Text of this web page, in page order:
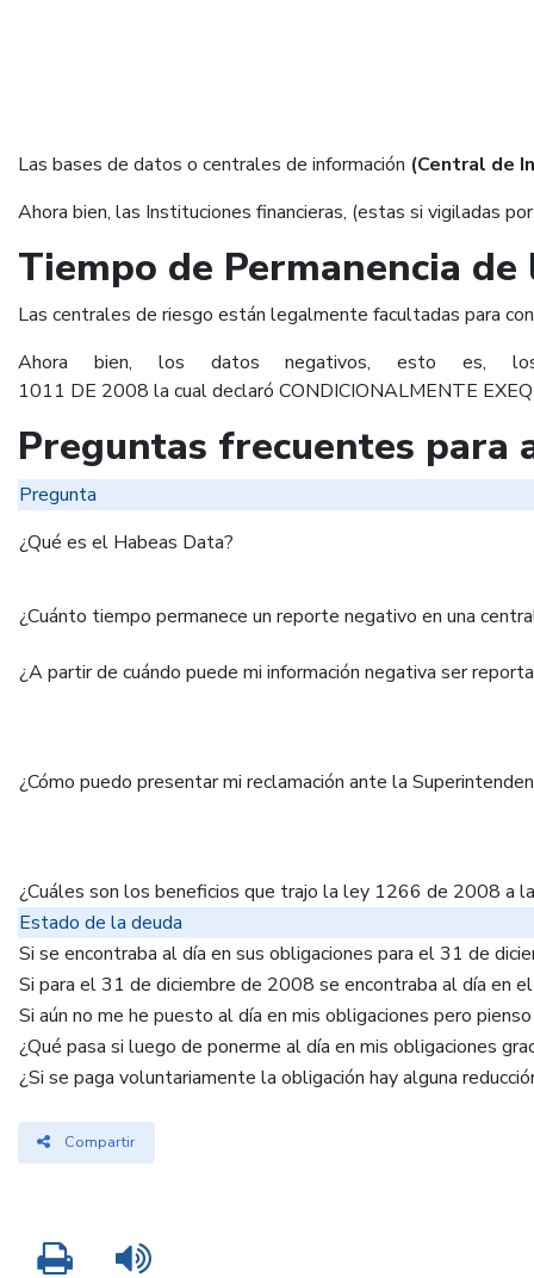
Las bases de datos o centrales de información (Central de
Ahora bien, las Instituciones financieras, (estas si vigiladas
Tiempo de Permanencia
Las centrales de riesgo están legalmente facultadas para
Ahora bien, los datos negativos, esto es,
1011 DE 2008 la cual declaró CONDICIONALMENTE
Preguntas frecuentes para
Pregunta
¿Qué es el Habeas Data?
¿Cuánto tiempo permanece un reporte negativo en una
¿A partir de cuándo puede mi información negativa ser
¿Cómo puedo presentar mi reclamación ante la
¿Cuáles son los beneficios que trajo la ley 1266 de 2008 a
Estado de la deuda
Si se encontraba al día en sus obligaciones para el 31 de
Si para el 31 de diciembre de 2008 se encontraba al día en
Si aún no me he puesto al día en mis obligaciones pero
¿Qué pasa si luego de ponerme al día en mis obligaciones
¿Si se paga voluntariamente la obligación hay alguna
Compartir
Imprimir